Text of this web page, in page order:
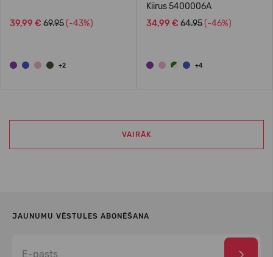
39,99 € 69.95 (-43%)
+2
Kiirus 5400006A
34,99 € 64.95 (-46%)
+4
VAIRĀK
JAUNUMU VĒSTULES ABONĒŠANA